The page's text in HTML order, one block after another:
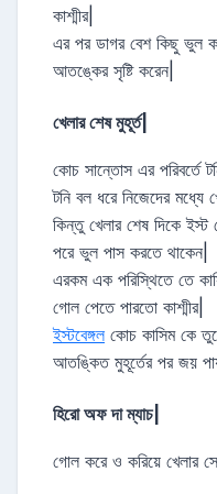
কাশ্মীর|
এর পর ডাগর বেশ কিছু ভুল
আতঙ্কের সৃষ্টি করেন|
খেলার শেষ মুহূর্ত|
কোচ সান্তোস এর পরিবর্তে
টনি বল ধরে নিজেদের মধ্যে
কিন্তু খেলার শেষ দিকে
পরে ভুল পাস করতে থাকেন|
এরকম এক পরিস্থিতে তে
গোল পেতে পারতো কাশ্মীর|
ইস্টবেঙ্গলকোচ কাসিম কে
আতঙ্কিত মুহূর্তের পর জয়
হিরো অফ দা ম্যাচ|
গোল করে ও করিয়ে খেলার